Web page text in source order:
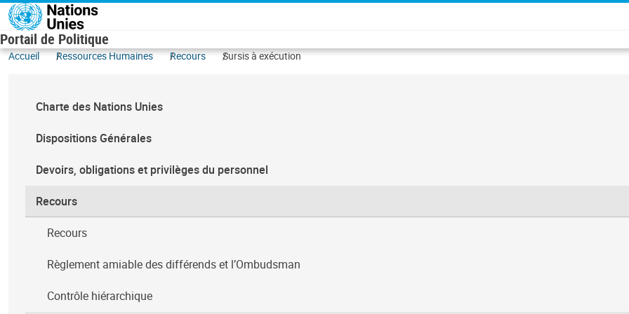
Aller au contenu principal
Portail de Politique
Accueil Ressources Humaines Recours Sursis à exécution
Charte des Nations Unies
Dispositions Générales
Devoirs, obligations et privilèges du personnel
Recours
Recours
Règlement amiable des différends et l’Ombudsman
Contrôle hiérarchique